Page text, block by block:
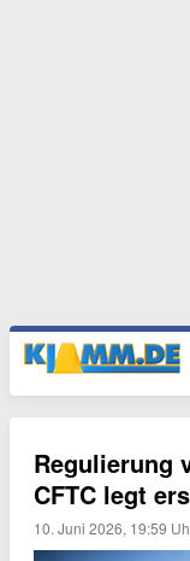
Regulierung
CFTC legt
10. Juni 2026, 19:59